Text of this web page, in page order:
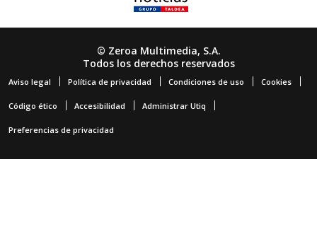
© Zeroa Multimedia, S.A.
Todos los derechos reservados
Aviso legal Política de privacidad Condiciones de uso Cookies
Código ético Accesibilidad Administrar Utiq
Preferencias de privacidad